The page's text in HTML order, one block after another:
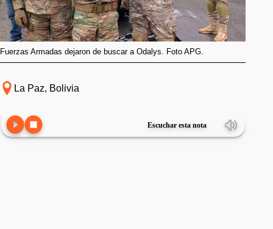
Fuerzas Armadas dejaron de buscar a Odalys. Foto APG.
La Paz, Bolivia
Escuchar esta nota